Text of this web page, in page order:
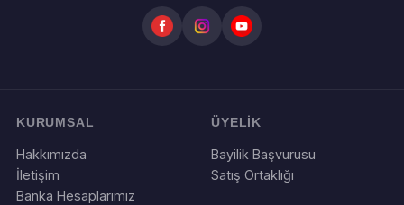
KURUMSAL
Hakkımızda
İletişim
Banka Hesaplarımız
ÜYELİK
Bayilik Başvurusu
Satış Ortaklığı